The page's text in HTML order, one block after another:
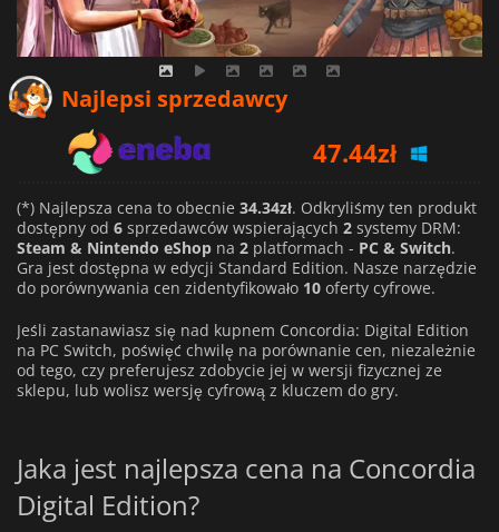
Najlepsi sprzedawcy
51.61zł
34.34zł
(*) Najlepsza cena to obecnie 34.34zł. Odkryliśmy ten produkt
dostępny od 6 sprzedawców wspierających 2 systemy DRM:
Steam & Nintendo eShop na 2 platformach - PC & Switch.
Gra jest dostępna w edycji Standard Edition. Nasze narzędzie
do porównywania cen zidentyfikowało 10 oferty cyfrowe.
Jeśli zastanawiasz się nad kupnem Concordia: Digital Edition
na PC Switch, poświęć chwilę na porównanie cen, niezależnie
od tego, czy preferujesz zdobycie jej w wersji fizycznej ze
sklepu, lub wolisz wersję cyfrową z kluczem do gry.
Jaka jest najlepsza cena na Concordia
Digital Edition?